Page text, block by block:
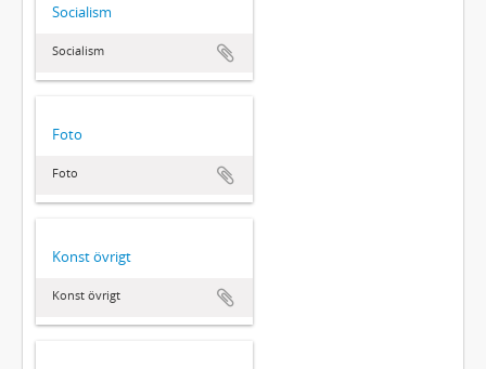
Socialism
Socialism
Foto
Foto
Konst övrigt
Konst övrigt